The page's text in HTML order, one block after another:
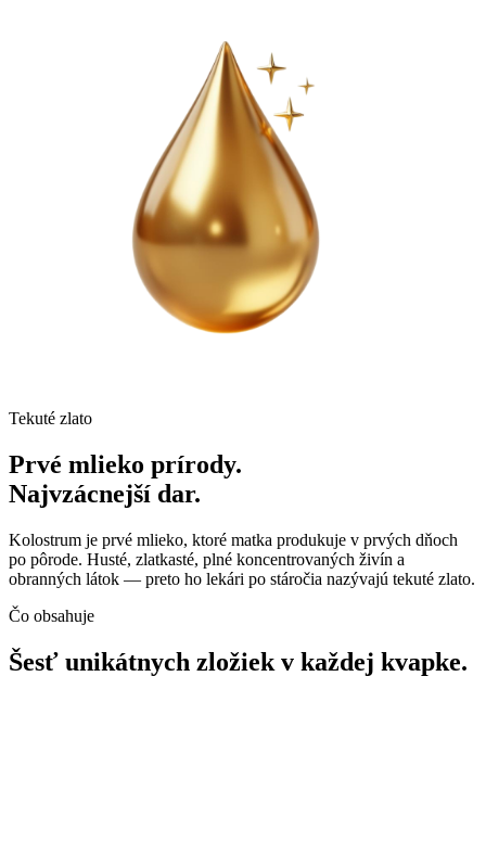
Tekuté zlato
Prvé mlieko prírody.
Najvzácnejší dar.
Kolostrum je prvé mlieko, ktoré matka produkuje v prvých dňoch
po pôrode. Husté, zlatkasté, plné koncentrovaných živín a
obranných látok — preto ho lekári po stáročia nazývajú tekuté zlato.
Čo obsahuje
Šesť unikátnych zložiek v každej kvapke.